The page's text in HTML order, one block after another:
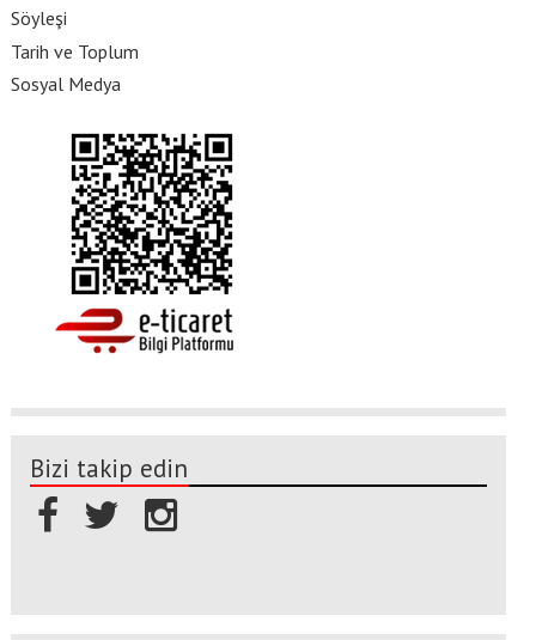
Söyleşi
Tarih ve Toplum
Sosyal Medya
Bizi takip edin